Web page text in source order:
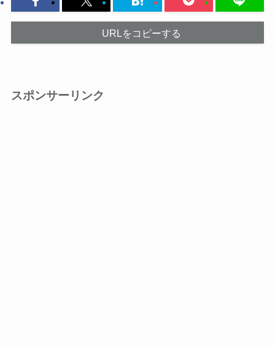
URLをコピーする
スポンサーリンク